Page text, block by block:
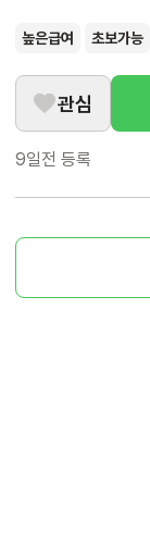
높은급여 초보가능
관심
9일전 등록